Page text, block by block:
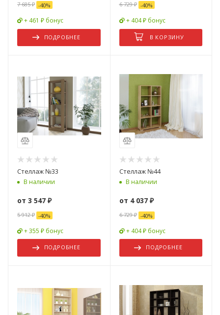
7 685 ₽ -40%
+ 461 ₽ бонус
ПОДРОБНЕЕ
6 729₽ -40%
+ 404 ₽ бонус
В КОРЗИНУ
Стеллаж №33
В наличии
от 3 547 ₽
5 912 ₽ -40%
+ 355 ₽ бонус
ПОДРОБНЕЕ
Стеллаж №44
В наличии
от 4 037 ₽
6 729 ₽ -40%
+ 404 ₽ бонус
ПОДРОБНЕЕ